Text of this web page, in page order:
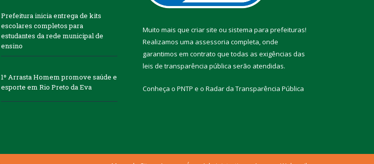
Prefeitura inicia entrega de kits
escolares completos para
estudantes da rede municipal de
ensino
1º Arrasta Homem promove saúde e
esporte em Rio Preto da Eva
Muito mais que criar site ou sistema para prefeituras!
Realizamos uma assessoria completa, onde
garantimos em contrato que todas as exigências das
leis de transparência pública serão atendidas.
Conheça o PNTP e o Radar da Transparência Pública